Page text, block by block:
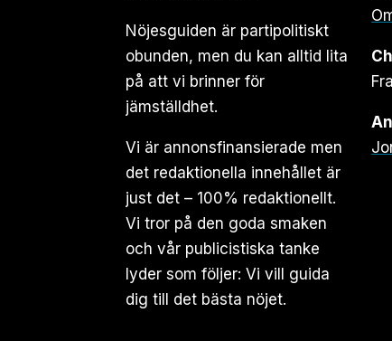
Nöjesguiden är partipolitiskt
obunden, men du kan alltid lita
på att vi brinner för
jämställdhet.
Vi är annonsfinansierade men
det redaktionella innehållet är
just det – 100% redaktionellt.
Vi tror på den goda smaken
och vår publicistiska tanke
lyder som följer: Vi vill guida
dig till det bästa nöjet.